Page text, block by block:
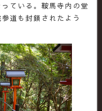
ている。鞍馬寺内の堂
道も封鎖されたよう